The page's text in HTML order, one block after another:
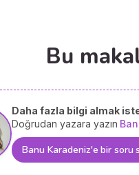
Bu
Daha fazla bilgi almak
Doğrudan yazara yazın
Banu Karadeniz'e bir soru